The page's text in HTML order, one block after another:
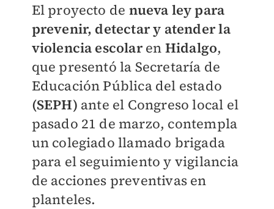
El proyecto de nueva ley para
prevenir, detectar y atender la
violencia escolaren Hidalgo,
que presentó la Secretaría de
Educación Pública del estado
(SEPH) ante el Congreso local el
pasado 21 de marzo, contempla
un colegiado llamado brigada
para el seguimiento y vigilancia
de acciones preventivas en
planteles.